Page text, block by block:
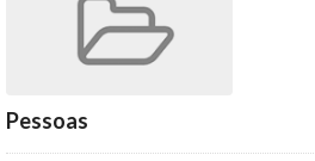
Pessoas